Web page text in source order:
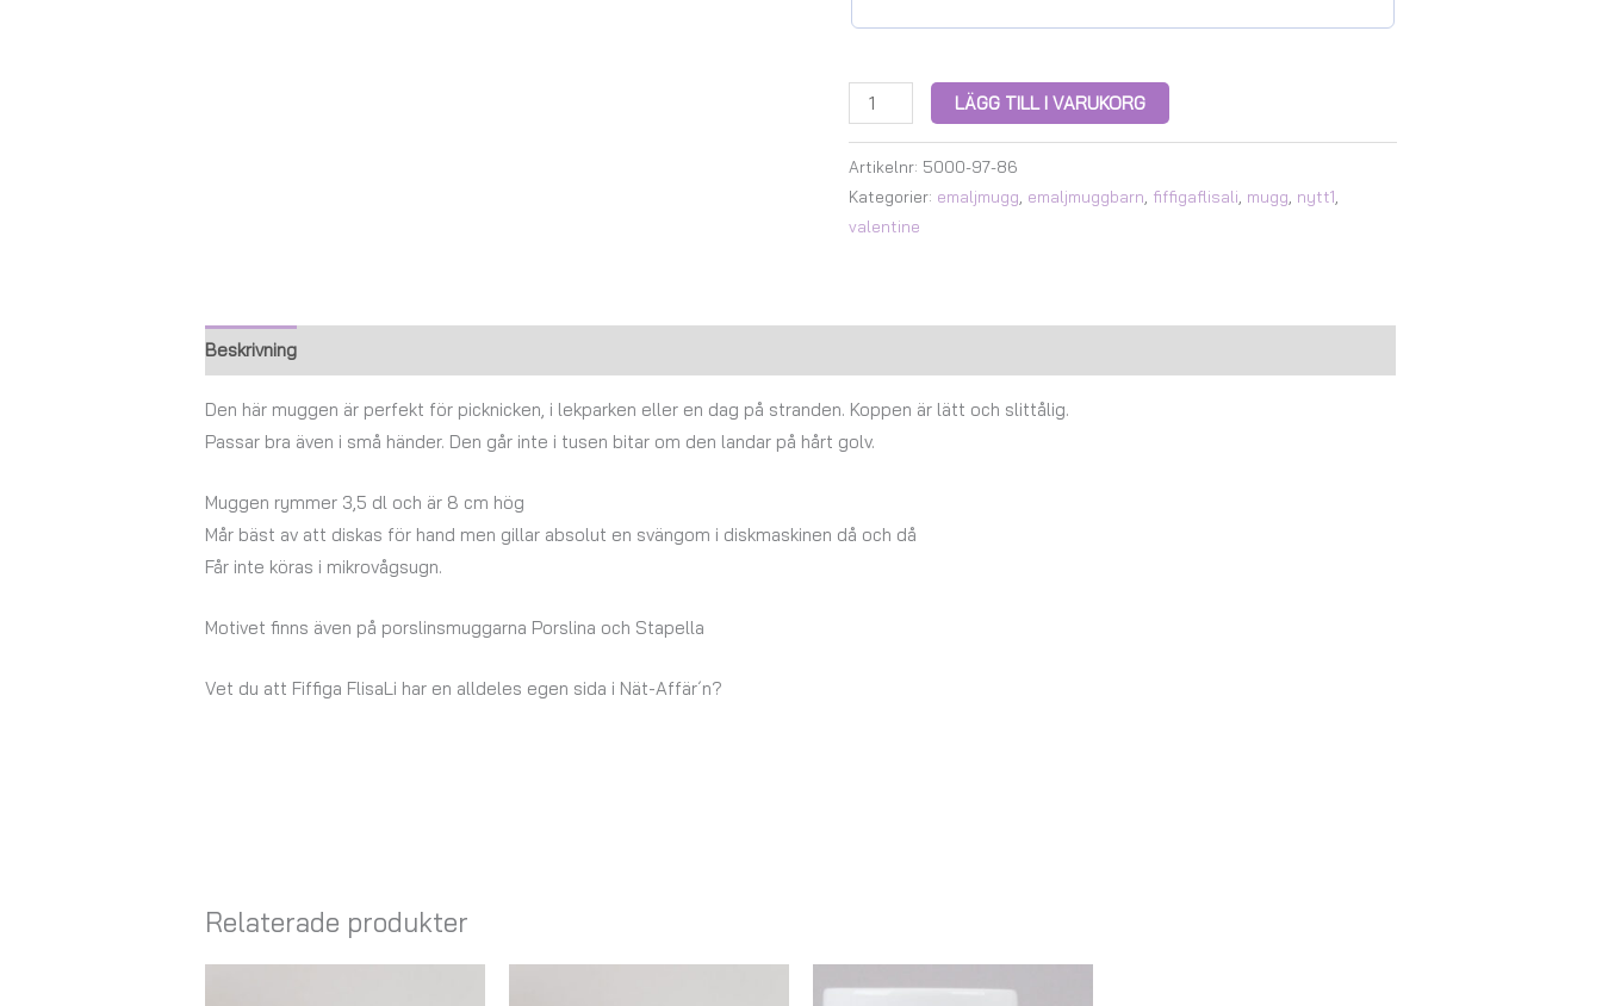
LÄGG TILL I VARUKORG
Artikelnr: 5000-97-86
Kategorier: emaljmugg emaljmuggbarn fiffigaflisali mugg nytt1
valentine
Beskrivning
Den här muggen är perfekt för picknicken, i lekparken eller en dag på stranden. Koppen är lätt och slittålig.
Passar bra även i små händer. Den går inte i tusen bitar om den landar på hårt golv.
Muggen rymmer 3,5 dl och är 8 cm hög
Mår bäst av att diskas för hand men gillar absolut en svängom i diskmaskinen då och då
Får inte köras i mikrovågsugn.
Motivet finns även på porslinsmuggarna Porslina och Stapella
Vet du att Fiffiga FlisaLi har en alldeles egen sida i Nät-Affär´n?
Relaterade produkter